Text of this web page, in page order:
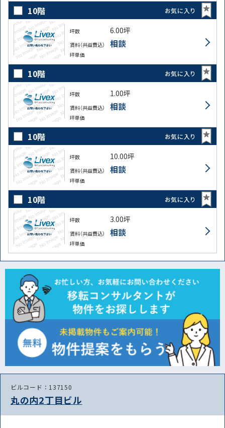
10階 お気に入り
坪数 6.00坪
賃料（共益費込） 相談
坪単価
10階 お気に入り
坪数 1.00坪
賃料（共益費込） 相談
坪単価
10階 お気に入り
坪数 10.00坪
賃料（共益費込） 相談
坪単価
10階 お気に入り
坪数 3.00坪
賃料（共益費込） 相談
坪単価
ビルコード：137150
丸の内2丁目ビル